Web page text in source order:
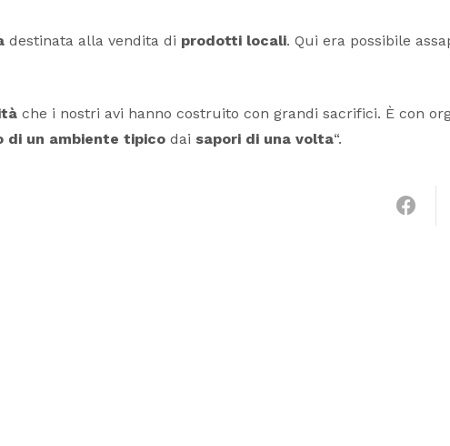
destinata alla vendita di prodotti locali. Qui era possibile
che i nostri avi hanno costruito con grandi sacrifici. È con
di un ambiente tipico dai sapori di una volta“.